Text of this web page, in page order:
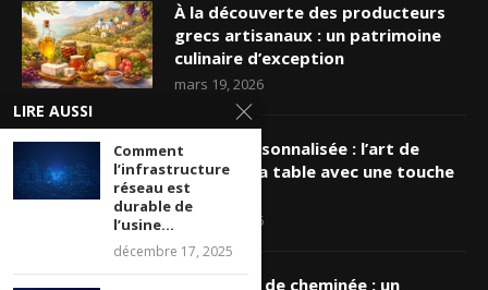
À la découverte des producteurs
grecs artisanaux : un patrimoine
culinaire d’exception
mars 19, 2026
Nappe personnalisée : l’art de
sublimer sa table avec une touche
unique
mars 16, 2026
Ramonage de cheminée : un
LIRE AUSSI
Comment
l’infrastructure
réseau est
durable de
l’usine...
décembre 17, 2025